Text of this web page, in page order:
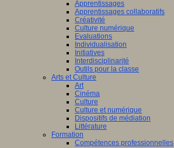
Apprentissages
Apprentissages collaboratifs
Créativité
Culture numérique
Evaluations
Individualisation
Initiatives
Interdisciplinarité
Outils pour la classe
Arts et Culture
Art
Cinéma
Culture
Culture et numérique
Dispositifs de médiation
Littérature
Formation
Compétences professionnelles